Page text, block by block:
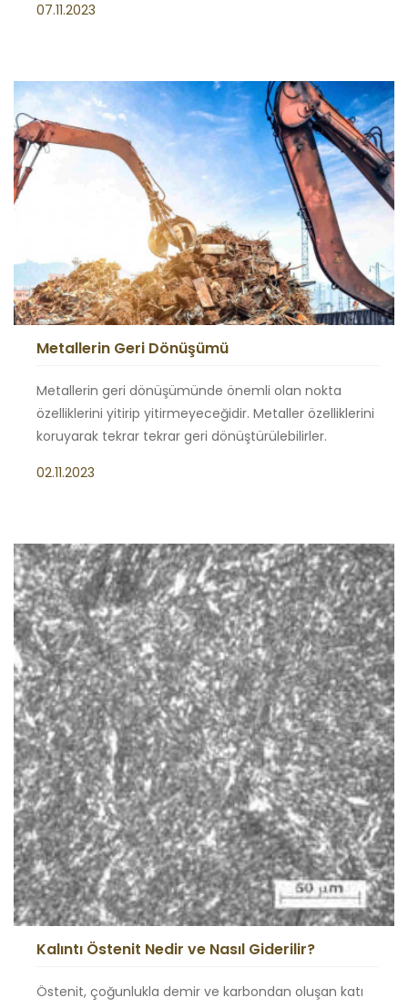
07.11.2023
Metallerin Geri Dönüşümü
Metallerin geri dönüşümünde önemli olan nokta
özelliklerini yitirip yitirmeyeceğidir. Metaller özelliklerini
koruyarak tekrar tekrar geri dönüştürülebilirler.
02.11.2023
Kalıntı Östenit Nedir ve Nasıl Giderilir?
Östenit, çoğunlukla demir ve karbondan oluşan katı